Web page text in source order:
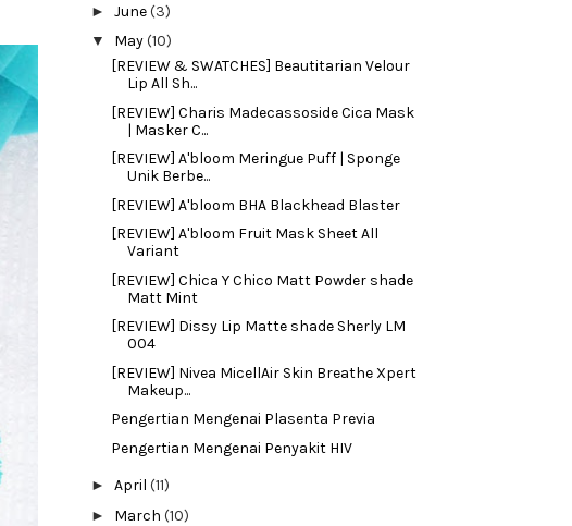
►June(3)
▼ May(10)
[REVIEW & SWATCHES] Beautitarian Velour
Lip All Sh...
[REVIEW] Charis Madecassoside Cica Mask
| Masker C...
[REVIEW] A'bloom Meringue Puff | Sponge
Unik Berbe...
[REVIEW] A'bloom BHA Blackhead Blaster
[REVIEW] A'bloom Fruit Mask Sheet All
Variant
[REVIEW] Chica Y Chico Matt Powder shade
Matt Mint
[REVIEW] Dissy Lip Matte shade Sherly LM
004
[REVIEW] Nivea MicellAir Skin Breathe Xpert
Makeup...
Pengertian Mengenai Plasenta Previa
Pengertian Mengenai Penyakit HIV
►April(11)
► March(10)